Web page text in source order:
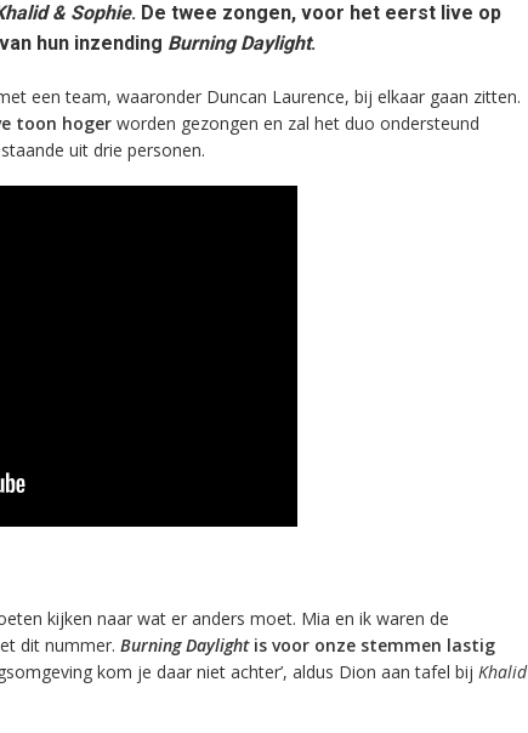
& Sophie. De twee zongen, voor het eerst live op
hun inzending Burning Daylight.
een team, waaronder Duncan Laurence, bij elkaar gaan zitten.
toon hogerworden gezongen en zal het duo ondersteund
uit drie personen.
kijken naar wat er anders moet. Mia en ik waren de
dit nummer. Burning Daylightis voor onze stemmen lastig
kom je daar niet achter’, aldus Dion aan tafel bij Khalid